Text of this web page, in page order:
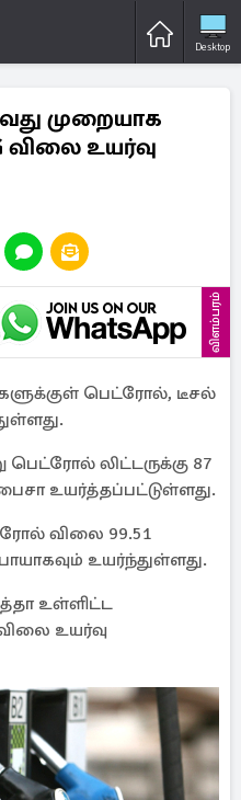
Desktop
முறையாக
விலை உயர்வு
விளம்பரம்
பெட்ரோல், டீசல்
லிட்டருக்கு 87
உயர்த்தப்பட்டுள்ளது.
விலை 99.51
உயர்ந்துள்ளது.
உள்ளிட்ட
உயர்வு